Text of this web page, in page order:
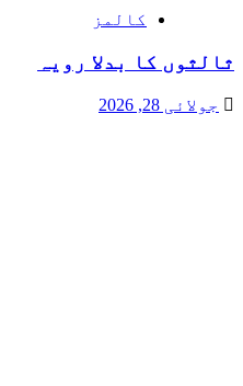
کالمز
ثالثوں کا بدلا رویہ
جولائی 28, 2026